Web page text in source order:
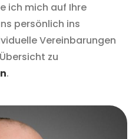
ich mich auf Ihre
persönlich ins
Vereinbarungen
zu
.